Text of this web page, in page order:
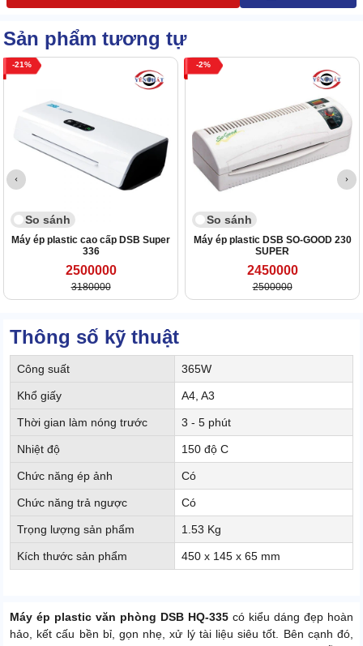
Sản phẩm tương tự
21
So sánh
Máy ép plastic cao cấp DSB Super
336
2500000
3180000
2
So sánh
Máy ép plastic DSB SO-GOOD 230
SUPER
2450000
2500000
Thông số kỹ thuật
Công suất 365W
Khổ giấy A4, A3
Thời gian làm nóng trước 3 - 5 phút
Nhiệt độ 150 độ C
Chức năng ép ảnh Có
Chức năng trả ngược Có
Trọng lượng sản phẩm 1.53 Kg
Kích thước sản phẩm 450 x 145 x 65 mm
Máy ép plastic văn phòng DSB HQ-335 có kiểu dáng đẹp hoàn
hảo, kết cấu bền bỉ, gọn nhẹ, xử lý tài liệu siêu tốt. Bên cạnh đó,